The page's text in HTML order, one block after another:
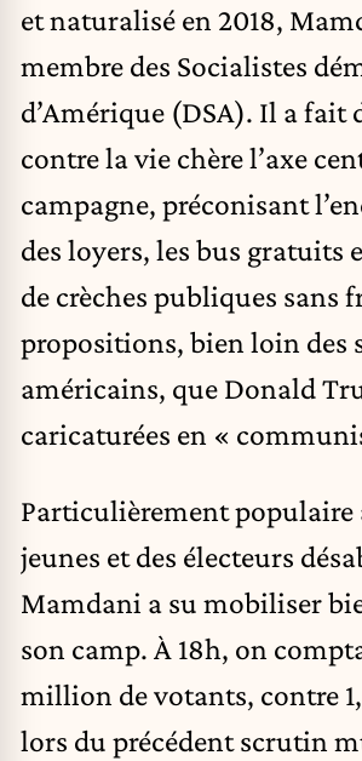
et naturalisé en 2018,
membre des Socialistes
d’Amérique (DSA). Il a fait
contre la vie chère l’axe
campagne, préconisant
des loyers, les bus gratuits
de crèches publiques sans
propositions, bien loin des
américains, que Donald
caricaturées en «
Particulièrement populaire
jeunes et des électeurs
Mamdani a su mobiliser
son camp. À 18h, on
million de votants, contre
lors du précédent scrutin